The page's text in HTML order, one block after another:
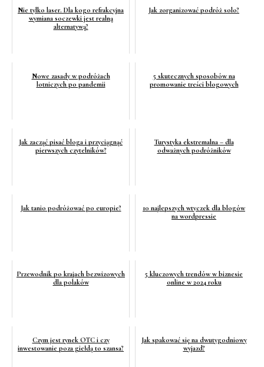
Nie tylko laser. Dla kogo refrakcyjna
wymiana soczewki jest realną
alternatywą?
Jak zorganizować podróż solo?
Nowe zasady w podróżach
lotniczych po pandemii
5 skutecznych sposobów na
promowanie treści blogowych
Jak zacząć pisać bloga i przyciągnąć
pierwszych czytelników?
Turystyka ekstremalna – dla
odważnych podróżników
Jak tanio podróżować po europie?
10 najlepszych wtyczek dla blogów
na wordpressie
Przewodnik po krajach bezwizowych
dla polaków
5 kluczowych trendów w biznesie
online w 2024 roku
Czym jest rynek OTC i czy
inwestowanie poza giełdą to szansa?
Jak spakować się na dwutygodniowy
wyjazd?